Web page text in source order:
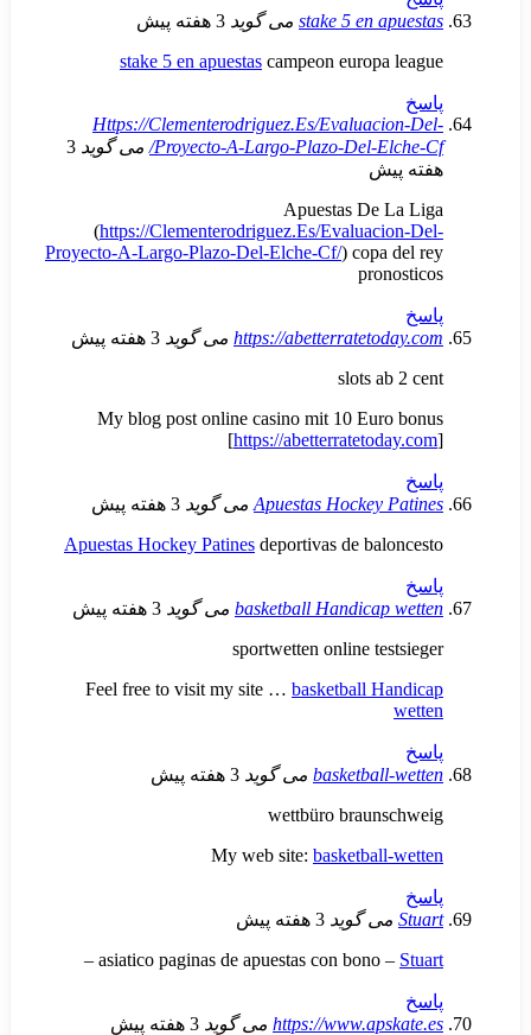
stake 5 en می گوید 3 هفته پیش
stake 5 en apuestascampeon
Https://Clementerodriguez.Es/
Proyecto-A-Largo-Plazo-Del- می گوید 3
Apuestas De
(https://Clementerodriguez.Es/
Proyecto-A-Largo-Plazo-Del-Elche-Cf/
https:// می گوید 3 هفته پیش
My blog post online casino mit 10
[https://
Apuestas می گوید 3 هفته پیش
Apuestas Hockey Patinesdeportivas de
basketball می گوید 3 هفته پیش
sportwetten online
Feel free to visit my site …basketball
می گوید 3 هفته پیش
wettbüro
My web site:
3 هفته پیش
asiatico paginas de apuestas con
–
https:// می گوید 3 هفته پیش